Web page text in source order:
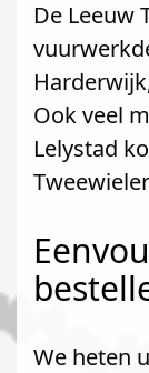
De Leeuw
Ook veel
Lelystad
We heten